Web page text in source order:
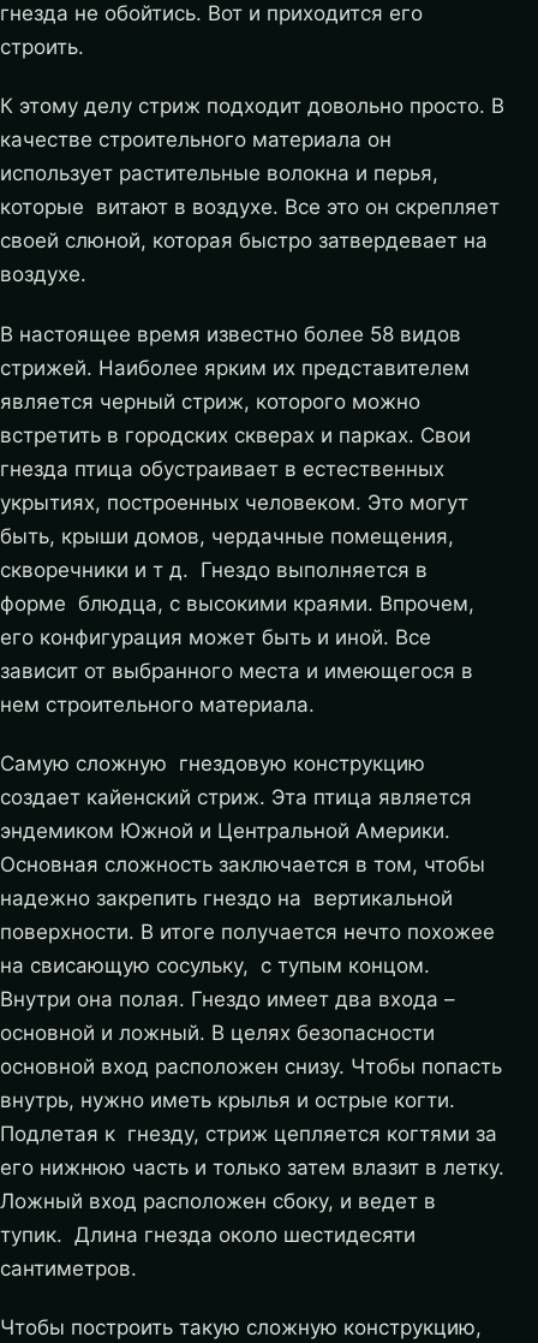
гнезда не обойтись. Вот и приходится его
строить.
К этому делу стриж подходит довольно просто. В
качестве строительного материала он
использует растительные волокна и перья,
которые витают в воздухе. Все это он скрепляет
своей слюной, которая быстро затвердевает на
воздухе.
В настоящее время известно более 58 видов
стрижей. Наиболее ярким их представителем
является черный стриж, которого можно
встретить в городских скверах и парках. Свои
гнезда птица обустраивает в естественных
укрытиях, построенных человеком. Это могут
быть, крыши домов, чердачные помещения,
скворечники и т д. Гнездо выполняется в
форме блюдца, с высокими краями. Впрочем,
его конфигурация может быть и иной. Все
зависит от выбранного места и имеющегося в
нем строительного материала.
Самую сложную гнездовую конструкцию
создает кайенский стриж. Эта птица является
эндемиком Южной и Центральной Америки.
Основная сложность заключается в том, чтобы
надежно закрепить гнездо на вертикальной
поверхности. В итоге получается нечто похожее
на свисающую сосульку, с тупым концом.
Внутри она полая. Гнездо имеет два входа –
основной и ложный. В целях безопасности
основной вход расположен снизу. Чтобы попасть
внутрь, нужно иметь крылья и острые когти.
Подлетая к гнезду, стриж цепляется когтями за
его нижнюю часть и только затем влазит в летку.
Ложный вход расположен сбоку, и ведет в
тупик. Длина гнезда около шестидесяти
сантиметров.
Чтобы построить такую сложную конструкцию,